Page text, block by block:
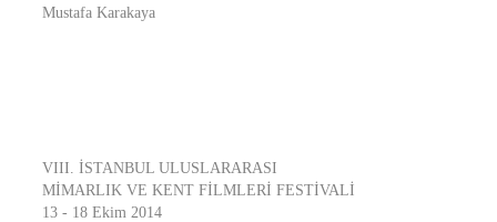
Mustafa Karakaya
VIII. İSTANBUL ULUSLARARASI
MİMARLIK VE KENT FİLMLERİ FESTİVALİ
13 - 18 Ekim 2014